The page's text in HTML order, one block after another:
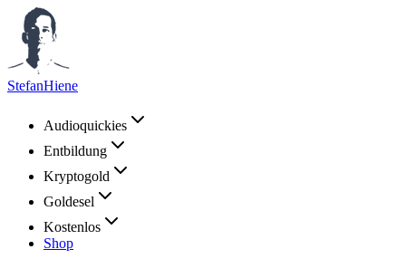
StefanHiene
Audioquickies
Entbildung
Kryptogold
Goldesel
Kostenlos
Shop